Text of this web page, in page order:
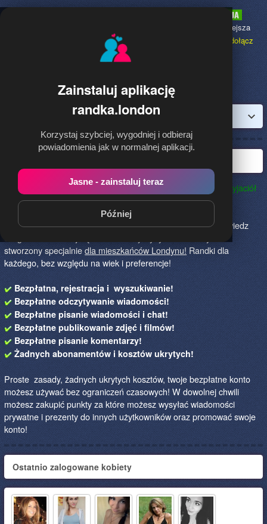
Zainstaluj aplikację
randka.london
Korzystaj szybciej, wygodniej i odbieraj
powiadomienia jak w normalnej aplikacji.
Jasne - zainstaluj teraz
Później
to najpopularniejsza
dołącz
Randka.london to najlepszy sposób na poznanie nowych przyjaciół
w Londynie!Określ czego szukasz i skończ z samotnością!
Znajdziesz tu osoby szukające miłości lub przygody, chętne
na randkę, imprezę i spotkanie na żywo! Dołącz do nas, powiedz
stworzony specjalniedla mieszkańców Londynu! Randki dla
każdego, bez względu na wiek i preferencje!
Bezpłatna, rejestracja i wyszukiwanie!
Bezpłatne odczytywanie wiadomości!
Bezpłatne pisanie wiadomości i chat!
Bezpłatne publikowanie zdjęć i filmów!
Bezpłatne pisanie komentarzy!
Żadnych abonamentów i kosztów ukrytych!
Proste zasady, żadnych ukrytych kosztów, twoje bezpłatne konto
możesz używać bez ograniczeń czasowych! W dowolnej chwili
możesz zakupić punkty za które możesz wysyłać wiadomości
prywatne i prezenty do innych użytkowników oraz promować swoje
konto!
Ostatnio zalogowane kobiety